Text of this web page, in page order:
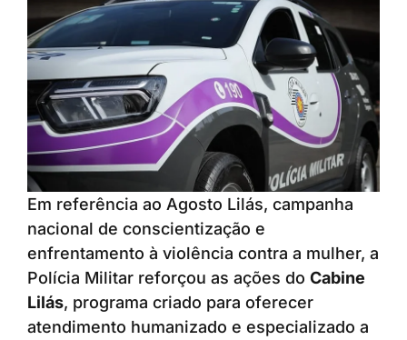
Em referência ao Agosto Lilás, campanha
nacional de conscientização e
enfrentamento à violência contra a mulher, a
Polícia Militar reforçou as ações do Cabine
Lilás, programa criado para oferecer
atendimento humanizado e especializado a